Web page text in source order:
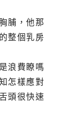
脯，他那
整個乳房
浪費瞭嗎
怎樣應對
頭很快速